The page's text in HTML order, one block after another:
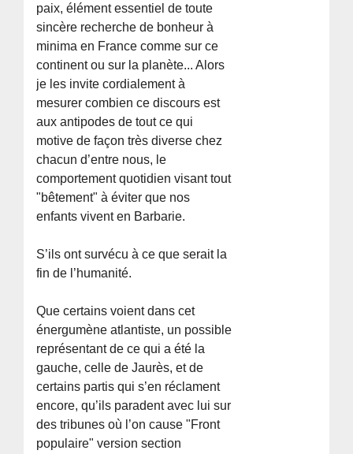
paix, élément essentiel de toute
sincère recherche de bonheur à
minima en France comme sur ce
continent ou sur la planète... Alors
je les invite cordialement à
mesurer combien ce discours est
aux antipodes de tout ce qui
motive de façon très diverse chez
chacun d’entre nous, le
comportement quotidien visant tout
"bêtement" à éviter que nos
enfants vivent en Barbarie.
S’ils ont survécu à ce que serait la
fin de l’humanité.
Que certains voient dans cet
énergumène atlantiste, un possible
représentant de ce qui a été la
gauche, celle de Jaurès, et de
certains partis qui s’en réclament
encore, qu’ils paradent avec lui sur
des tribunes où l’on cause "Front
populaire" version section